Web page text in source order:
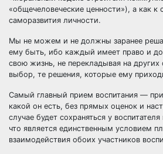
«общечеловеческие ценности»), а как к
саморазвития личности.
Мы не можем и не должны заранее
ему быть, ибо каждый имеет право и
свою жизнь, не перекладывая на других
выбор, те решения, которые ему
Самый главный прием воспитания —
какой он есть, без прямых оценок и
случае будет сохраняться у
что является единственным условием
взаимодействия обоих участников